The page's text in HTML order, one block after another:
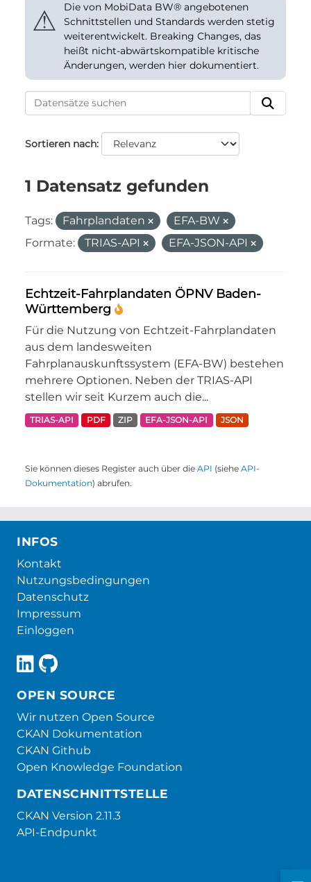
⚠
Die von MobiData BW® angebotenen
Schnittstellen und Standards werden stetig
weiterentwickelt. Breaking Changes, das
heißt nicht-abwärtskompatible kritische
Änderungen, werden hier dokumentiert.
Sortieren nach
1 Datensatz gefunden
Tags: Fahrplandaten
EFA-BW
Formate:
TRIAS-API EFA-JSON-API
Echtzeit-Fahrplandaten ÖPNV Baden-
Württemberg
Für die Nutzung von Echtzeit-Fahrplandaten
aus dem landesweiten
Fahrplanauskunftssystem (EFA-BW) bestehen
mehrere Optionen. Neben der TRIAS-API
stellen wir seit Kurzem auch die...
TRIAS-API PDF ZIP EFA-JSON-API JSON
Sie können dieses Register auch über die API (siehe API-
Dokumentation) abrufen.
INFOS
Kontakt
Nutzungsbedingungen
Datenschutz
Impressum
Einloggen
OPEN SOURCE
Wir nutzen Open Source
CKAN Dokumentation
CKAN Github
Open Knowledge Foundation
DATENSCHNITTSTELLE
CKAN Version 2.11.3
API-Endpunkt